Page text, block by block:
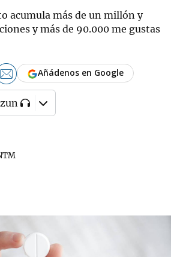
acumula más de un millón y
y más de 90.000 me gustas
Añádenos en Google